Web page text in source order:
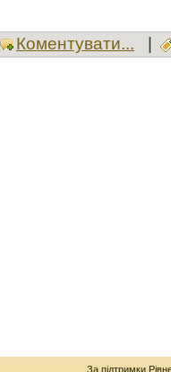
Коментувати...
За підтримки